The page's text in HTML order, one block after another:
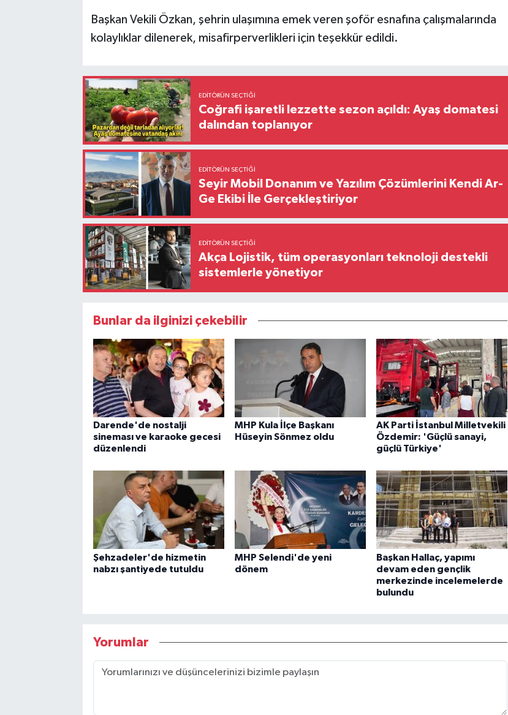
Başkan Vekili Özkan, şehrin ulaşımına emek veren şoför esnafına çalışmalarında
kolaylıklar dilenerek, misafirperverlikleri için teşekkür edildi.
EDITÖRÜN SEÇTIĞI
Coğrafi işaretli lezzette sezon açıldı: Ayaş domatesi
dalından toplanıyor
EDITÖRÜN SEÇTIĞI
Seyir Mobil Donanım ve Yazılım Çözümlerini Kendi Ar-
Ge Ekibi İle Gerçekleştiriyor
EDITÖRÜN SEÇTIĞI
Akça Lojistik, tüm operasyonları teknoloji destekli
sistemlerle yönetiyor
Bunlar da ilginizi çekebilir
Darende'de nostalji
sineması ve karaoke gecesi
düzenlendi
MHP Kula İlçe Başkanı
Hüseyin Sönmez oldu
AK Parti İstanbul Milletvekili
Özdemir: 'Güçlü sanayi,
güçlü Türkiye'
Şehzadeler'de hizmetin
nabzı şantiyede tutuldu
MHP Selendi'de yeni
dönem
Başkan Hallaç, yapımı
devam eden gençlik
merkezinde incelemelerde
bulundu
Yorumlar